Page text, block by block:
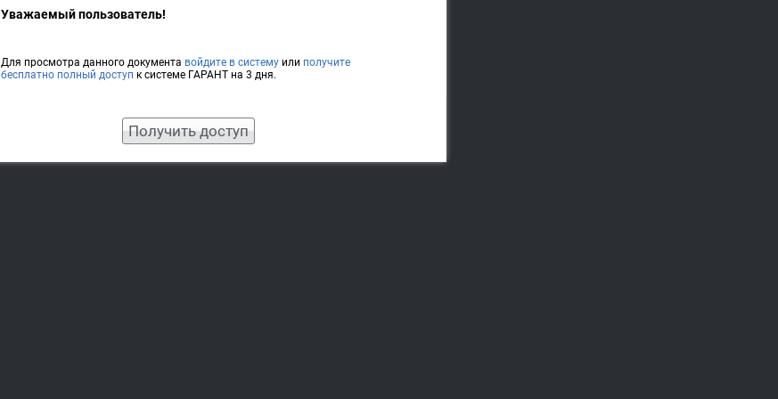
Уважаемый пользователь!
Для просмотра данного документа войдите в систему или получите
бесплатно полный доступ к системе ГАРАНТ на 3 дня.
Получить доступ